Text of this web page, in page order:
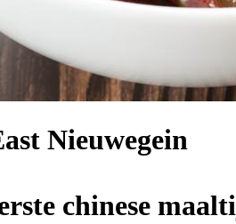
Nieuwegein
chinese